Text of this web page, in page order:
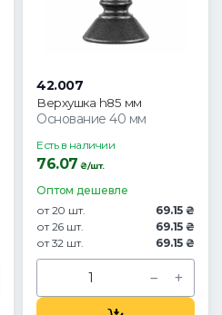
42.007
Верхушка h85 мм
Основание 40 мм
Есть в наличии
76.07 ₴/шт.
Оптом дешевле
от 20 шт.
69.15 ₴
от 26 шт.
69.15 ₴
от 32 шт.
69.15 ₴